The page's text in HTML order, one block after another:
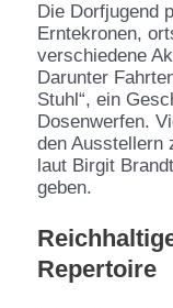
Die Dorfjugend
Erntekronen,
verschiedene
Darunter
Stuhl“, ein
Dosenwerfen.
den Ausstellern
laut Birgit
geben.
Repertoire